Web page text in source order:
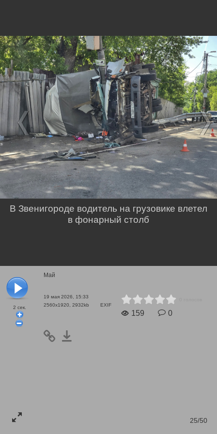
2 сек.
Май
19 мая 2026, 15:33
2560x1920, 2932kb
EXIF
159 0
25/50
В Звенигороде водитель на грузовике влетел
в фонарный столб